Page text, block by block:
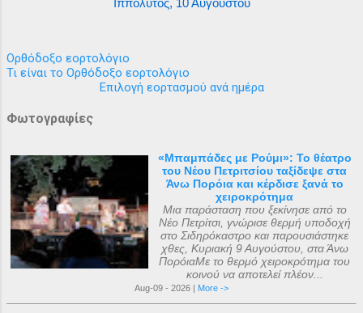
Ιππόλυτος, 10 Αυγούστου
Ορθόδοξο εορτολόγιο
Τι είναι το Ορθόδοξο εορτολόγιο
Επιλογή εορτασμού ανά ημέρα
Φωτογραφίες
«Μπαμπάδες με Ρούμι»: Το θέατρο
του Νέου Πετριτσίου ταξίδεψε στα
Άνω Πορόια και κέρδισε ξανά το
χειροκρότημα
Μια παράσταση που ξεκίνησε από το
Νέο Πετρίτσι, γνώρισε θερμή υποδοχή
στο Σιδηρόκαστρο και παρουσιάστηκε
χθες, Κυριακή 9 Αυγούστου, στα Άνω
ΠορόιαΜε το θερμό χειροκρότημα του
κοινού να αποτελεί πλέον...
Aug-09 - 2026 | More ->